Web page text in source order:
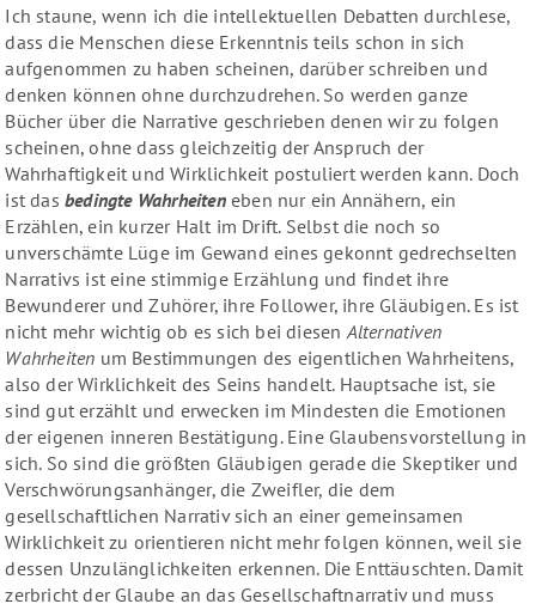
Ich staune, wenn ich die intellektuellen Debatten durchlese,
dass die Menschen diese Erkenntnis teils schon in sich
aufgenommen zu haben scheinen, darüber schreiben und
denken können ohne durchzudrehen. So werden ganze
Bücher über die Narrative geschrieben denen wir zu folgen
scheinen, ohne dass gleichzeitig der Anspruch der
Wahrhaftigkeit und Wirklichkeit postuliert werden kann. Doch
ist dasbedingte Wahrheiteneben nur ein Annähern, ein
Erzählen, ein kurzer Halt im Drift. Selbst die noch so
unverschämte Lüge im Gewand eines gekonnt gedrechselten
Narrativs ist eine stimmige Erzählung und findet ihre
Bewunderer und Zuhörer, ihre Follower, ihre Gläubigen. Es ist
nicht mehr wichtig ob es sich bei diesen Alternativen
Wahrheiten um Bestimmungen des eigentlichen Wahrheitens,
also der Wirklichkeit des Seins handelt. Hauptsache ist, sie
sind gut erzählt und erwecken im Mindesten die Emotionen
der eigenen inneren Bestätigung. Eine Glaubensvorstellung in
sich. So sind die größten Gläubigen gerade die Skeptiker und
Verschwörungsanhänger, die Zweifler, die dem
gesellschaftlichen Narrativ sich an einer gemeinsamen
Wirklichkeit zu orientieren nicht mehr folgen können, weil sie
dessen Unzulänglichkeiten erkennen. Die Enttäuschten. Damit
zerbricht der Glaube an das Gesellschaftnarrativ und muss